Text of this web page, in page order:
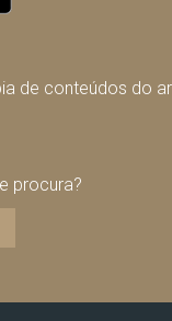
de conteúdos do
procura?